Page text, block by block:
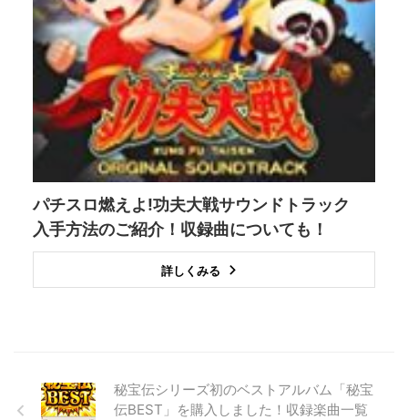
パチスロ燃えよ!功夫大戦サウンドトラック
入手方法のご紹介！収録曲についても！
詳しくみる
秘宝伝シリーズ初のベストアルバム「秘宝
伝BEST」を購入しました！収録楽曲一覧